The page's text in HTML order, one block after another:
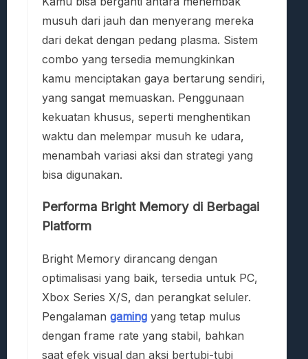
musuh dari jauh dan menyerang mereka
dari dekat dengan pedang plasma. Sistem
combo yang tersedia memungkinkan
kamu menciptakan gaya bertarung sendiri,
yang sangat memuaskan. Penggunaan
kekuatan khusus, seperti menghentikan
waktu dan melempar musuh ke udara,
menambah variasi aksi dan strategi yang
bisa digunakan.
Performa Bright Memory di Berbagai
Platform
Bright Memory dirancang dengan
optimalisasi yang baik, tersedia untuk PC,
Xbox Series X/S, dan perangkat seluler.
Pengalaman gaming yang tetap mulus
dengan frame rate yang stabil, bahkan
saat efek visual dan aksi bertubi-tubi